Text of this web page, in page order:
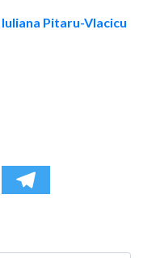
Iuliana Pitaru-Vlacicu